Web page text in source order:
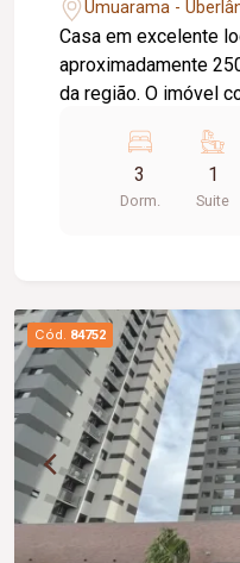
Umuarama -
Casa em excelente
aproximadamente
da região. O imóvel conta com: 03 quartos, sendo
em 02 ambientes;
Escritório amplo;
Lavanderia; Área
hospital, comércios
praticidade e
3
Dorm.
1
Suite
Cód. 84752